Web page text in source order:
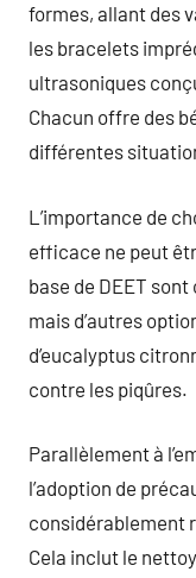
formes, allant des
les bracelets
ultrasoniques
Chacun offre des
différentes
L’importance de
efficace ne peut
base de DEET
mais d’autres
d’eucalyptus
contre les piqûres.
Parallèlement à
l’adoption de
considérablement
Cela inclut le